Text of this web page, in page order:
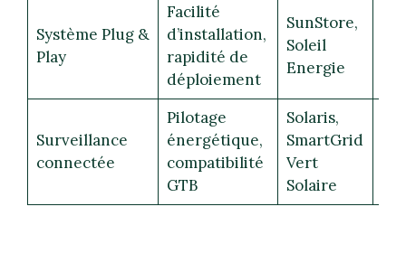
Système Plug &
Play
Facilité
d’installation,
rapidité de
déploiement
SunStore,
Soleil
Energie
Surveillance
connectée
Pilotage
énergétique,
compatibilité
GTB
Solaris,
SmartGrid
Vert
Solaire